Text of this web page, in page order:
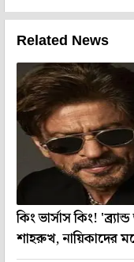
Related News
কিং ভার্সাস কিং!
শাহরুখ, নায়িকাদের